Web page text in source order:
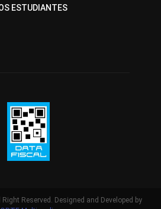
ESTUDIANTES
Right Reserved. Designed and Developed by